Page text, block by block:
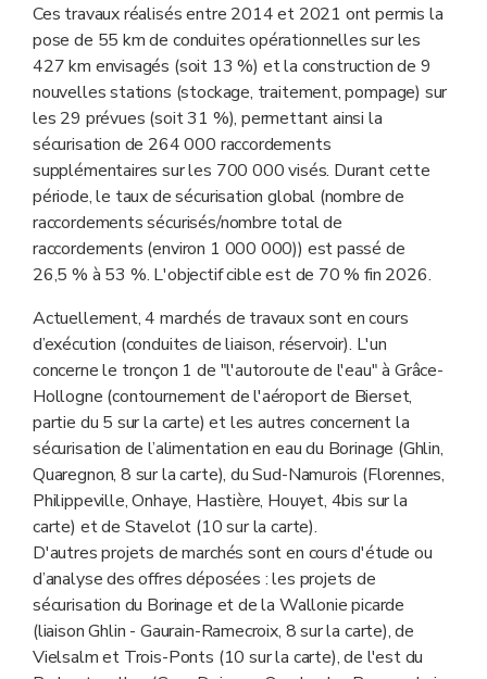
Ces travaux réalisés entre 2014 et 2021 ont permis la
pose de 55 km de conduites opérationnelles sur les
427 km envisagés (soit 13 %) et la construction de 9
nouvelles stations (stockage, traitement, pompage) sur
les 29 prévues (soit 31 %), permettant ainsi la
sécurisation de 264 000 raccordements
supplémentaires sur les 700 000 visés. Durant cette
période, le taux de sécurisation global (nombre de
raccordements sécurisés/nombre total de
raccordements (environ 1 000 000)) est passé de
26,5 % à 53 %. L'objectif cible est de 70 % fin 2026.
Actuellement, 4 marchés de travaux sont en cours
d’exécution (conduites de liaison, réservoir). L'un
concerne le tronçon 1 de "l'autoroute de l'eau" à Grâce-
Hollogne (contournement de l'aéroport de Bierset,
partie du 5 sur la carte) et les autres concernent la
sécurisation de l’alimentation en eau du Borinage (Ghlin,
Quaregnon, 8 sur la carte), du Sud-Namurois (Florennes,
Philippeville, Onhaye, Hastière, Houyet, 4bis sur la
carte) et de Stavelot (10 sur la carte).
D'autres projets de marchés sont en cours d'étude ou
d’analyse des offres déposées : les projets de
sécurisation du Borinage et de la Wallonie picarde
(liaison Ghlin - Gaurain-Ramecroix, 8 sur la carte), de
Vielsalm et Trois-Ponts (10 sur la carte), de l'est du